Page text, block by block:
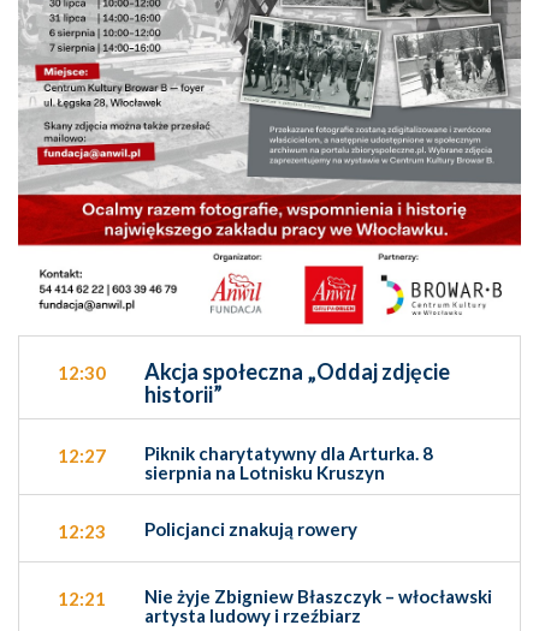
12:30
Akcja społeczna „Oddaj zdjęcie
historii”
12:27
Piknik charytatywny dla Arturka. 8
sierpnia na Lotnisku Kruszyn
12:23 Policjanci znakują rowery
12:21
Nie żyje Zbigniew Błaszczyk – włocławski
artysta ludowy i rzeźbiarz